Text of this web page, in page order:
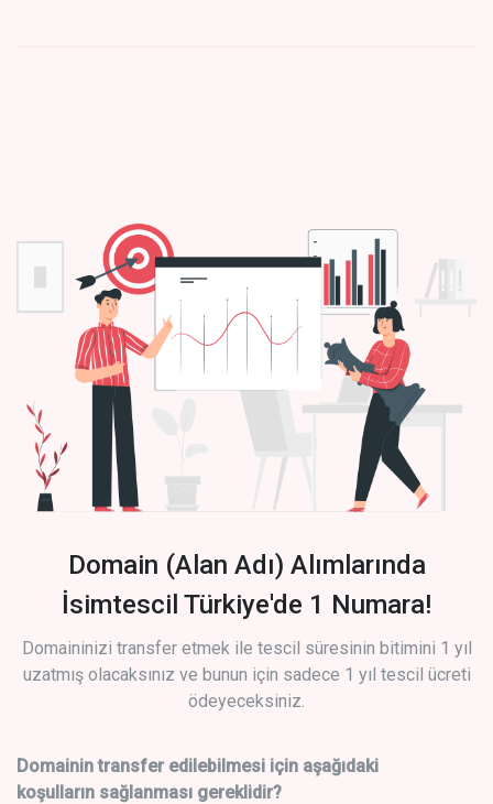
Domain (Alan Adı) Alımlarında
İsimtescil Türkiye'de 1 Numara!
Domaininizi transfer etmek ile tescil süresinin bitimini 1 yıl
uzatmış olacaksınız ve bunun için sadece 1 yıl tescil ücreti
ödeyeceksiniz.
Domainin transfer edilebilmesi için aşağıdaki
koşulların sağlanması gereklidir?